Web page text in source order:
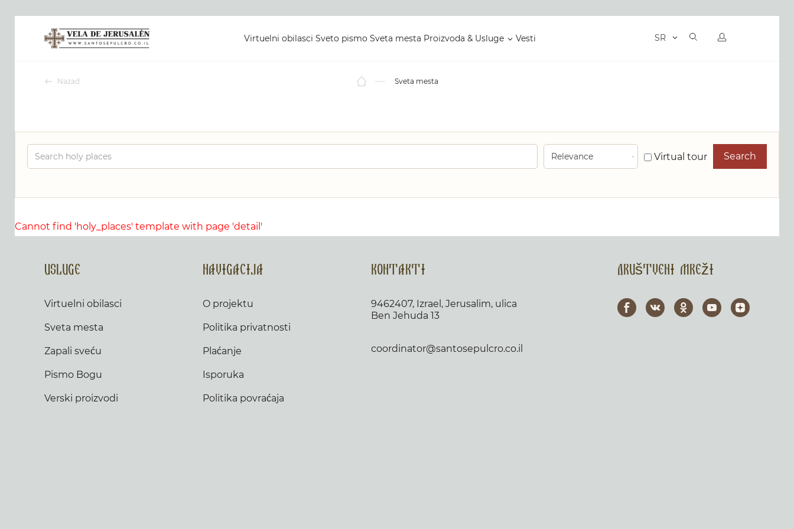
Virtuelni obilasci Sveto pismo Sveta mesta Proizvoda & Usluge Vesti SR
Nazad Sveta mesta
Virtual tour Search
Cannot find 'holy_places' template with page 'detail'
Usluge
Virtuelni obilasci
Sveta mesta
Zapali sveću
Pismo Bogu
Verski proizvodi
Navigacija
O projektu
Politika privatnosti
Plaćanje
Isporuka
Politika povraćaja
Kontakti
9462407, Izrael, Jerusalim, ulica
Ben Jehuda 13
coordinator@santosepulcro.co.il
Društveni mreži